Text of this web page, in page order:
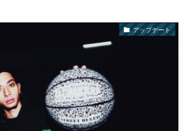
アップデート